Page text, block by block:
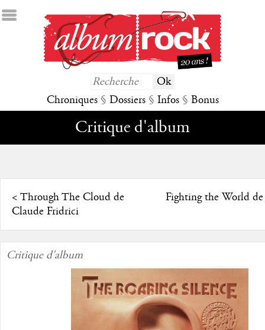
Chroniques § Dossiers § Infos § Bonus
Critique d'album
< Through The Cloud de
Claude Fridrici
Fighting the World
Critique d'album